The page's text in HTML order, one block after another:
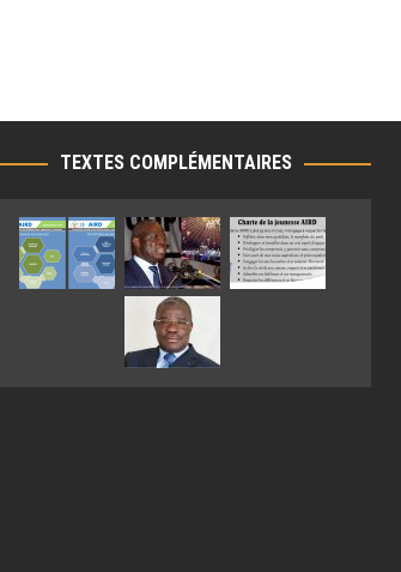
TEXTES COMPLÉMENTAIRES